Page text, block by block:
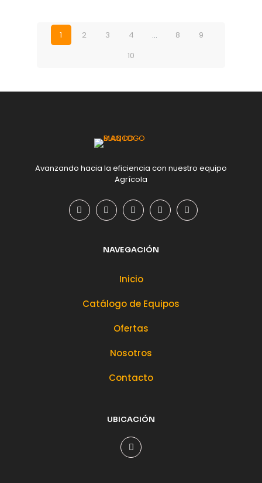
1 2 3 4 … 8
9
10
Avanzando hacia la eficiencia con nuestro equipo
Agrícola
NAVEGACIÓN
Inicio
Catálogo de Equipos
Ofertas
Nosotros
Contacto
UBICACIÓN